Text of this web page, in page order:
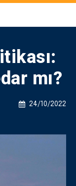
mı?
24/10/2022